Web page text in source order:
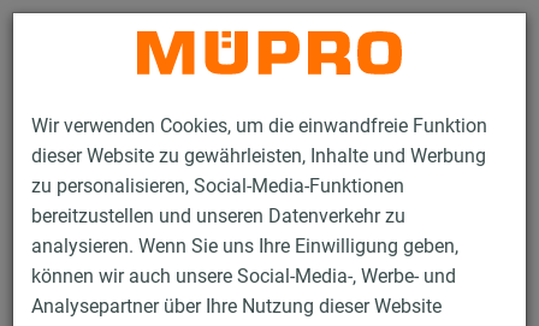
Wir verwenden Cookies, um die einwandfreie Funktion
dieser Website zu gewährleisten, Inhalte und Werbung
zu personalisieren, Social-Media-Funktionen
bereitzustellen und unseren Datenverkehr zu
analysieren. Wenn Sie uns Ihre Einwilligung geben,
können wir auch unsere Social-Media-, Werbe- und
Analysepartner über Ihre Nutzung dieser Website
Kontakt
Produkte Befestigungstechnik
Fest- und Lospunkte
STATO® Schellen